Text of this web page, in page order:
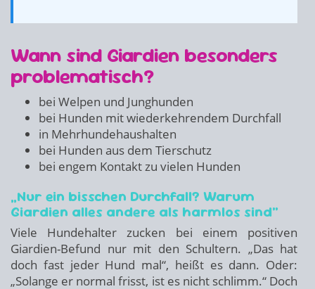
Wann sind Giardien besonders
problematisch?
bei Welpen und Junghunden
bei Hunden mit wiederkehrendem Durchfall
in Mehrhundehaushalten
bei Hunden aus dem Tierschutz
bei engem Kontakt zu vielen Hunden
„Nur ein bisschen Durchfall? Warum
Giardien alles andere als harmlos sind“
Viele Hundehalter zucken bei einem positiven
Giardien-Befund nur mit den Schultern. „Das hat
doch fast jeder Hund mal“, heißt es dann. Oder:
„Solange er normal frisst, ist es nicht schlimm.“ Doch